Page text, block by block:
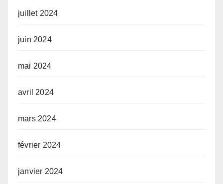
juillet 2024
juin 2024
mai 2024
avril 2024
mars 2024
février 2024
janvier 2024